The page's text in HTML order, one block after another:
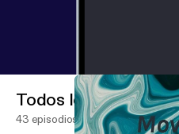
Todos los episodios
43 episodios